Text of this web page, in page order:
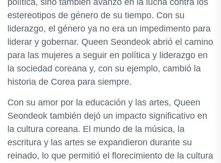
estereotipos de género de su tiempo. Con su
liderazgo, el género ya no era un impedimento para
liderar y gobernar. Queen Seondeok abrió el camino
para las mujeres a seguir en política y liderazgo en
la sociedad coreana y, con su ejemplo, cambió la
historia de Corea para siempre.
Con su amor por la educación y las artes, Queen
Seondeok también dejó un impacto significativo en
la cultura coreana. El mundo de la música, la
escritura y las artes se expandieron durante su
reinado, lo que permitió el florecimiento de la cultura